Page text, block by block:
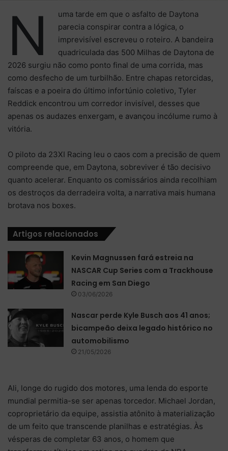
N
uma tarde em que o asfalto de Daytona
parecia conspirar contra a lógica, o
imprevisível escreveu o roteiro. A bandeira
quadriculada das 500 Milhas de Daytona de
2026 surgiu não como ponto final de uma corrida, mas
como desfecho de um turbilhão. Entre chapas retorcidas,
faíscas e a poeira do último infortúnio coletivo, Tyler
Reddick encontrou um corredor invisível, desses que
apenas os audazes enxergam, e avançou incólume rumo à
vitória.
O piloto da 23XI Racing leu o caos com a precisão de quem
compreende que, em Daytona, sobreviver é tão decisivo
quanto acelerar. Enquanto os comissários ainda recolhiam
os destroços da derradeira volta, a narrativa mais humana
brotava nos boxes.
Artigos relacionados
Kevin Magnussen fará estreia na
NASCAR Cup Series com a Trackhouse
Racing em San Diego
03/06/2026
Nascar perde Kyle Busch aos 41 anos;
bicampeão deixa legado histórico no
automobilismo
21/05/2026
Ali, longe do rugido dos motores, uma lenda do esporte
mundial permitia-se ser apenas torcedor. Michael Jordan,
coproprietário da equipe, assistia atônito à materialização
de um feito que transcende planilhas e estratégias. Às
vésperas de completar 63 anos, o homem que